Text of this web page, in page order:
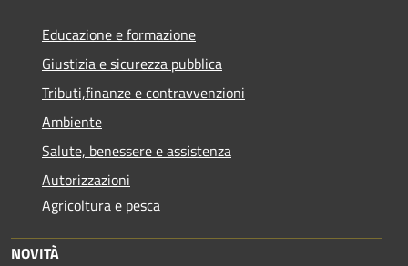
Educazione e formazione
Giustizia e sicurezza pubblica
Tributi,finanze e contravvenzioni
Ambiente
Salute, benessere e assistenza
Autorizzazioni
Agricoltura e pesca
NOVITÀ